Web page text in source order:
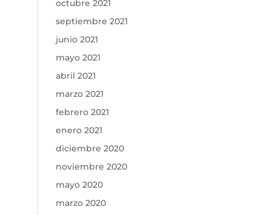
octubre 2021
septiembre 2021
junio 2021
mayo 2021
abril 2021
marzo 2021
febrero 2021
enero 2021
diciembre 2020
noviembre 2020
mayo 2020
marzo 2020